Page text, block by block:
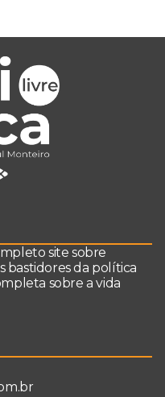
site sobre
bastidores da política
sobre a vida